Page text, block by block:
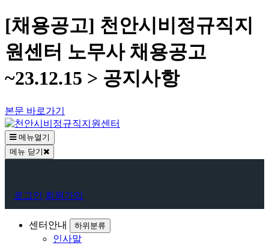
[채용공고] 천안시비정규직지
원센터 노무사 채용공고
~23.12.15 > 공지사항
본문 바로가기
메뉴열기
메뉴 닫기
원
로
로그인 회원가입
센터안내 하위분류
인사말